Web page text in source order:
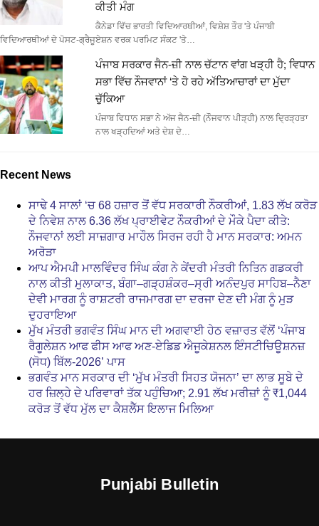
ਕੀਤੀ ਮੰਗ
ਕੈਨੇਡਾ ਵਿੱਚ ਭਾਰਤੀ ਵਿਦਿਆਰਥੀਆਂ, ਵਿਸ਼ੇਸ਼ ਤੌਰ 'ਤੇ ਪੰਜਾਬੀ
ਵਿਦਿਆਰਥੀਆਂ ਦੇ ਪੋਸਟ-ਗ੍ਰੈਜੂਏਸ਼ਨ ਵਰਕ ਪਰਮਿਟ ਸੰਕਟ 'ਤੇ…
ਪੰਜਾਬ ਸਰਕਾਰ ਜੈਨ-ਜ਼ੀ ਨਾਲ ਚੱਟਾਨ ਵਾਂਗ ਖੜ੍ਹੀ ਹੈ; ਵਿਧਾਨ
ਸਭਾ ਵਿੱਚ ਨੌਜਵਾਨਾਂ ‘ਤੇ ਹੋ ਰਹੇ ਅੱਤਿਆਚਾਰਾਂ ਦਾ ਮੁੱਦਾ
ਚੁੱਕਿਆ
ਪੰਜਾਬ ਵਿਧਾਨ ਸਭਾ ਨੇ ਅੱਜ ਜੈਨ-ਜ਼ੀ (ਨੌਜਵਾਨ ਪੀੜ੍ਹੀ) ਨਾਲ ਦ੍ਰਿੜ੍ਹਤਾ
ਨਾਲ ਖੜ੍ਹਦਿਆਂ ਅਤੇ ਦੇਸ਼ ਦੇ…
Recent News
ਸਾਢੇ 4 ਸਾਲਾਂ ‘ਚ 68 ਹਜ਼ਾਰ ਤੋਂ ਵੱਧ ਸਰਕਾਰੀ ਨੌਕਰੀਆਂ, 1.83 ਲੱਖ ਕਰੋੜ
ਦੇ ਨਿਵੇਸ਼ ਨਾਲ 6.36 ਲੱਖ ਪ੍ਰਾਈਵੇਟ ਨੌਕਰੀਆਂ ਦੇ ਮੌਕੇ ਪੈਦਾ ਕੀਤੇ:
ਨੌਜਵਾਨਾਂ ਲਈ ਸਾਜ਼ਗਾਰ ਮਾਹੌਲ ਸਿਰਜ ਰਹੀ ਹੈ ਮਾਨ ਸਰਕਾਰ: ਅਮਨ
ਅਰੋੜਾ
ਆਪ ਐਮਪੀ ਮਾਲਵਿੰਦਰ ਸਿੰਘ ਕੰਗ ਨੇ ਕੇਂਦਰੀ ਮੰਤਰੀ ਨਿਤਿਨ ਗਡਕਰੀ
ਨਾਲ ਕੀਤੀ ਮੁਲਾਕਾਤ, ਬੰਗਾ–ਗੜ੍ਹਸ਼ੰਕਰ–ਸ੍ਰੀ ਅਨੰਦਪੁਰ ਸਾਹਿਬ–ਨੈਣਾ
ਦੇਵੀ ਮਾਰਗ ਨੂੰ ਰਾਸ਼ਟਰੀ ਰਾਜਮਾਰਗ ਦਾ ਦਰਜਾ ਦੇਣ ਦੀ ਮੰਗ ਨੂੰ ਮੁੜ
ਦੁਹਰਾਇਆ
ਮੁੱਖ ਮੰਤਰੀ ਭਗਵੰਤ ਸਿੰਘ ਮਾਨ ਦੀ ਅਗਵਾਈ ਹੇਠ ਵਜ਼ਾਰਤ ਵੱਲੋਂ ‘ਪੰਜਾਬ
ਰੈਗੂਲੇਸ਼ਨ ਆਫ ਫੀਸ ਆਫ ਅਣ-ਏਡਿਡ ਐਜੂਕੇਸ਼ਨਲ ਇੰਸਟੀਚਿਊਸ਼ਨਜ਼
(ਸੋਧ) ਬਿੱਲ-2026’ ਪਾਸ
ਭਗਵੰਤ ਮਾਨ ਸਰਕਾਰ ਦੀ ‘ਮੁੱਖ ਮੰਤਰੀ ਸਿਹਤ ਯੋਜਨਾ’ ਦਾ ਲਾਭ ਸੂਬੇ ਦੇ
ਹਰ ਜ਼ਿਲ੍ਹੇ ਦੇ ਪਰਿਵਾਰਾਂ ਤੱਕ ਪਹੁੰਚਿਆ; 2.91 ਲੱਖ ਮਰੀਜ਼ਾਂ ਨੂੰ ₹1,044
ਕਰੋੜ ਤੋਂ ਵੱਧ ਮੁੱਲ ਦਾ ਕੈਸ਼ਲੈੱਸ ਇਲਾਜ ਮਿਲਿਆ
Punjabi Bulletin